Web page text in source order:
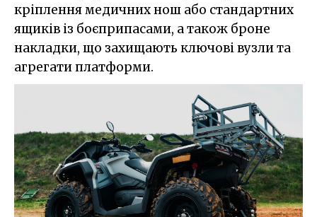
кріплення медичних нош або стандартних
ящиків із боєприпасами, а також броне
накладки, що захищають ключові вузли та
агрегати платформи.